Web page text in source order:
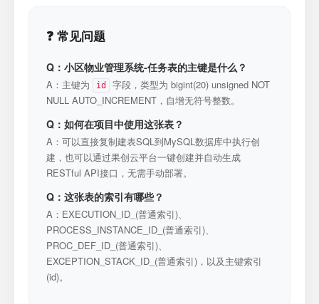
❓ 常见问题
Q：小区物业管理系统-任务表的主键是什么？
A：主键为 id
字段，类型为 bigint(20) unsigned NOT
NULL AUTO_INCREMENT，自增无符号整数。
Q：如何在项目中使用这张表？
A：可以直接复制建表SQL到MySQL数据库中执行创
建，也可以通过果创云平台一键创建并自动生成
RESTful API接口，无需手动部署。
Q：这张表的索引有哪些？
A：EXECUTION_ID_(普通索引)、
PROCESS_INSTANCE_ID_(普通索引)、
PROC_DEF_ID_(普通索引)、
EXCEPTION_STACK_ID_(普通索引)，以及主键索引
(id)。